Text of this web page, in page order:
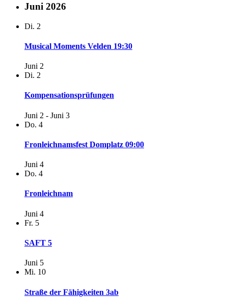
Juni 2026
Di. 2
Musical Moments Velden 19:30
Juni 2
Di. 2
Kompensationsprüfungen
Juni 2 - Juni 3
Do. 4
Fronleichnamsfest Domplatz 09:00
Juni 4
Do. 4
Fronleichnam
Juni 4
Fr. 5
SAFT 5
Juni 5
Mi. 10
Straße der Fähigkeiten 3ab